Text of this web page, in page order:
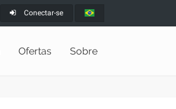
Conectar-se
Ofertas Sobre